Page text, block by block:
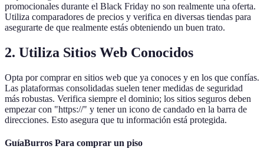
promocionales durante el Black Friday no son realmente una oferta.
Utiliza comparadores de precios y verifica en diversas tiendas para
asegurarte de que realmente estás obteniendo un buen trato.
2. Utiliza Sitios Web Conocidos
Opta por comprar en sitios web que ya conoces y en los que confías.
Las plataformas consolidadas suelen tener medidas de seguridad
más robustas. Verifica siempre el dominio; los sitios seguros deben
empezar con "https://" y tener un icono de candado en la barra de
direcciones. Esto asegura que tu información está protegida.
GuíaBurros Para comprar un piso